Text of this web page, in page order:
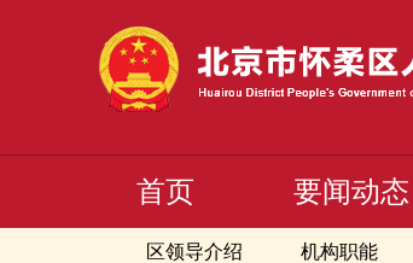
首页 要闻动态
区领导介绍 机构职能